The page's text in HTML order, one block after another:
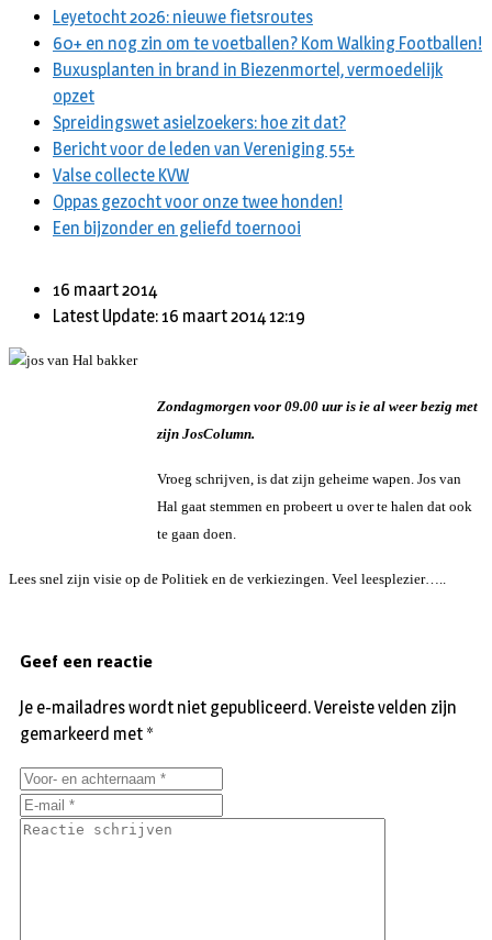
Leyetocht 2026: nieuwe fietsroutes
60+ en nog zin om te voetballen? Kom Walking Footballen!
Buxusplanten in brand in Biezenmortel, vermoedelijk
opzet
Spreidingswet asielzoekers: hoe zit dat?
Bericht voor de leden van Vereniging 55+
Valse collecte KVW
Oppas gezocht voor onze twee honden!
Een bijzonder en geliefd toernooi
16 maart 2014
Latest Update: 16 maart 2014 12:19
Zondagmorgen voor 09.00 uur is ie al weer bezig met
zijn JosColumn.
Vroeg schrijven, is dat zijn geheime wapen. Jos van
Hal gaat stemmen en probeert u over te halen dat ook
te gaan doen.
Lees snel zijn visie op de Politiek en de verkiezingen. Veel leesplezier…..
Geef een reactie
Je e-mailadres wordt niet gepubliceerd.Vereiste velden zijn
gemarkeerd met *